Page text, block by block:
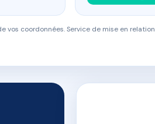
coordonnées. Service de mise en